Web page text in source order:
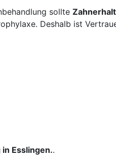
sollte
Deshalb ist
Esslingen..